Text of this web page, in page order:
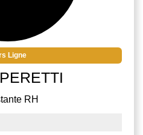
Ligne
RH